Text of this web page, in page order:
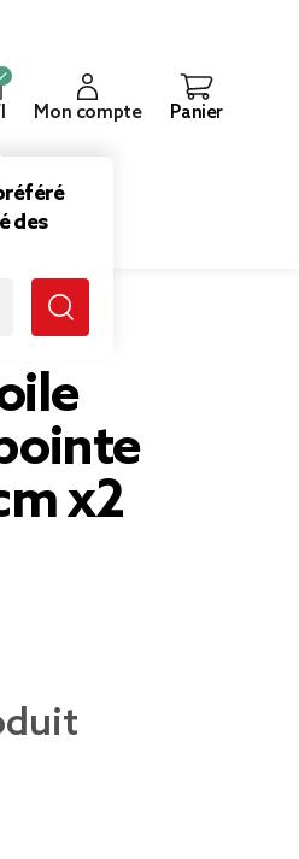
des
Mon compte Panier
x2